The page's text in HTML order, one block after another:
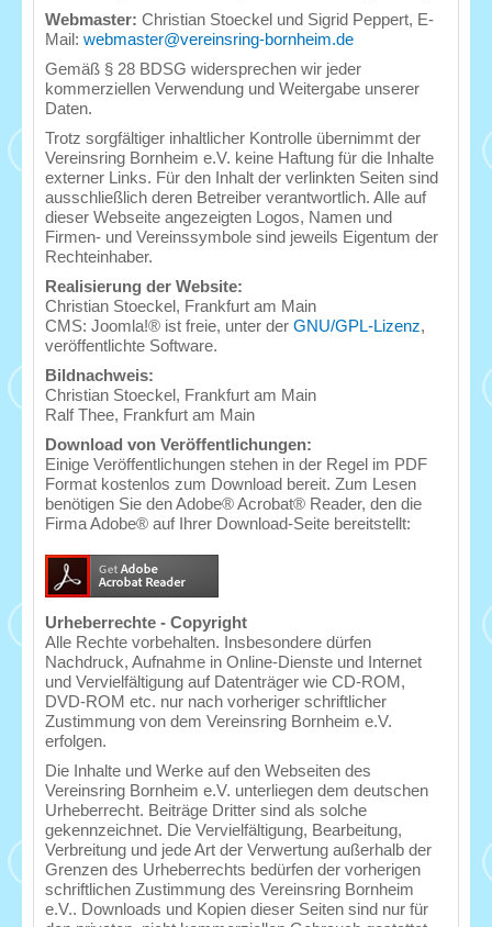
Webmaster: Christian Stoeckel und Sigrid Peppert, E-
Mail: webmaster@vereinsring-bornheim.de
Gemäß § 28 BDSG widersprechen wir jeder
kommerziellen Verwendung und Weitergabe unserer
Daten.
Trotz sorgfältiger inhaltlicher Kontrolle übernimmt der
Vereinsring Bornheim e.V. keine Haftung für die Inhalte
externer Links. Für den Inhalt der verlinkten Seiten sind
ausschließlich deren Betreiber verantwortlich. Alle auf
dieser Webseite angezeigten Logos, Namen und
Firmen- und Vereinssymbole sind jeweils Eigentum der
Rechteinhaber.
Realisierung der Website:
Christian Stoeckel, Frankfurt am Main
CMS: Joomla!® ist freie, unter der GNU/GPL-Lizenz,
veröffentlichte Software.
Bildnachweis:
Christian Stoeckel, Frankfurt am Main
Ralf Thee, Frankfurt am Main
Download von Veröffentlichungen:
Einige Veröffentlichungen stehen in der Regel im PDF
Format kostenlos zum Download bereit. Zum Lesen
benötigen Sie den Adobe® Acrobat® Reader, den die
Firma Adobe® auf Ihrer Download-Seite bereitstellt:
Urheberrechte - Copyright
Alle Rechte vorbehalten. Insbesondere dürfen
Nachdruck, Aufnahme in Online-Dienste und Internet
und Vervielfältigung auf Datenträger wie CD-ROM,
DVD-ROM etc. nur nach vorheriger schriftlicher
Zustimmung von dem Vereinsring Bornheim e.V.
erfolgen.
Die Inhalte und Werke auf den Webseiten des
Vereinsring Bornheim e.V. unterliegen dem deutschen
Urheberrecht. Beiträge Dritter sind als solche
gekennzeichnet. Die Vervielfältigung, Bearbeitung,
Verbreitung und jede Art der Verwertung außerhalb der
Grenzen des Urheberrechts bedürfen der vorherigen
schriftlichen Zustimmung des Vereinsring Bornheim
e.V.. Downloads und Kopien dieser Seiten sind nur für